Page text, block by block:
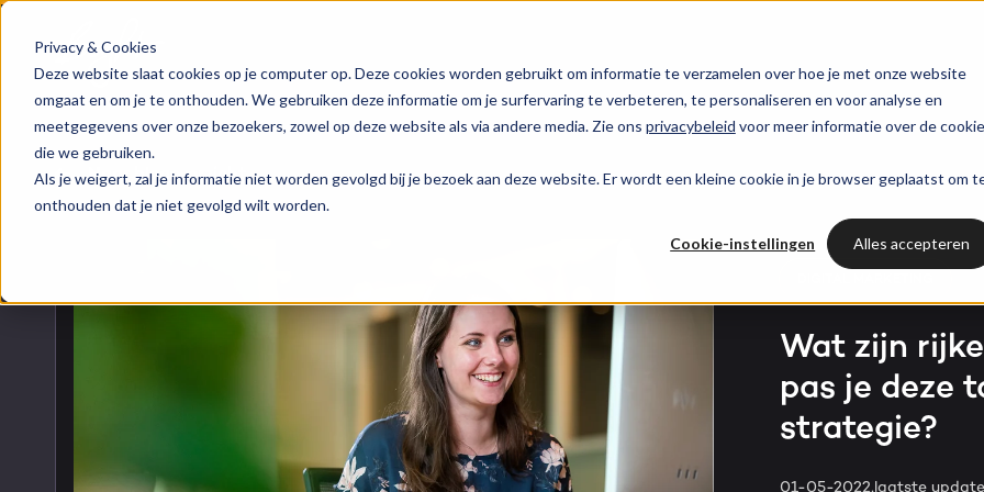
Privacy & Cookies
Deze website slaat cookies op je computer op. Deze cookies worden gebruikt om informatie te verzamelen over hoe je met onze website
omgaat en om je te onthouden. We gebruiken deze informatie om je surfervaring te verbeteren, te personaliseren en voor analyse en
meetgegevens over onze bezoekers, zowel op deze website als via andere media. Zie ons privacybeleid voor meer informatie over de
die we gebruiken.
Als je weigert, zal je informatie niet worden gevolgd bij je bezoek aan deze website. Er wordt een kleine cookie in je browser geplaatst om
onthouden dat je niet gevolgd wilt worden.
Cookie-instellingen Alles accepteren
HubSpot implementatie
HubSpot automations
HubSpot integraties
Groeistrategie
Digital marketing
AI services
HubSpot websites
Modules & templates
Growth-driven design
Over ons
Team
Contact
HubSpot partner
Awards
Gratis
Blog
Events & webinars HUBSPOT NIEUWSBRIEF
Op de hoogte
HubSpot nieuws?
Schrijf je nu in!
HubSpot automations
HubSpot integraties
Branches
Bright
WELKOM BIJ BRIGHT
Over ons
Inspiratie
Could not loads
Naar blogoverzicht
Wat zijn
pas je deze
strategie?
01-05-2022,laatste